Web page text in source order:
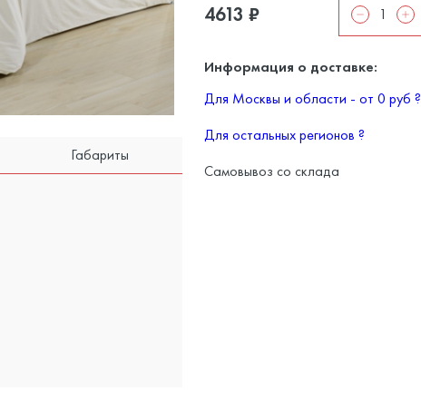
Габариты
4613₽
Информация о доставке:
Для Москвы и области - от 0 руб?
Для остальных регионов?
Самовывоз со склада